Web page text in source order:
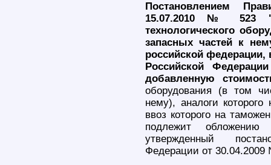
Постановлением
15.07.2010 № 523
технологического
запасных частей к
российской федерации,
Российской
добавленную
оборудования (в том
нему), аналоги
ввоз которого на
подлежит
утвержденный
Федерации от